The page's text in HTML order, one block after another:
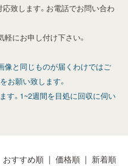
致します。お電話でお問い合わ
にお申し付け下さい。
像と同じものが届くわけではご
お願い致します。
す。1~2週間を目処に回収に伺い
おすすめ順 | 価格順 | 新着順